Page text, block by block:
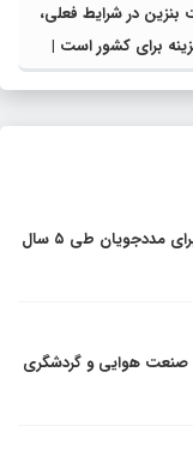
در شرایط فعلی،
برای کشور است |
سوخت و عوامل اصلی
ایجاد 2 هزار فرصت شغلی برای مددجویان طی ۵ سال
صنعت هوایی و گردشگری